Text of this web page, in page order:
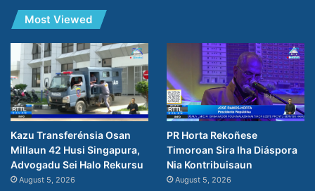
Most Viewed
Kazu Transferénsia Osan
Millaun 42 Husi Singapura,
Advogadu Sei Halo Rekursu
August 5, 2026
PR Horta Rekoñese
Timoroan Sira Iha Diáspora
Nia Kontribuisaun
August 5, 2026